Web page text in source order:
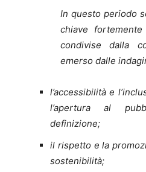
In questo periodo
chiave
condivise dalla
emerso dalle
l’accessibilità e
l’apertura al
definizione;
il rispetto e la
sostenibilità;